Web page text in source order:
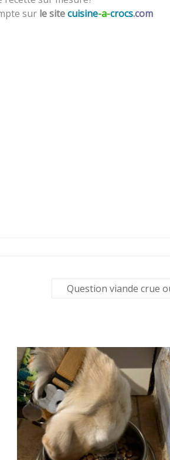
sur le sitecuisine-a-crocs.com
Question viande crue